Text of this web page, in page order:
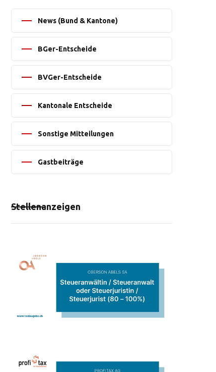
News (Bund & Kantone)
BGer-Entscheide
BVGer-Entscheide
Kantonale Entscheide
Sonstige Mitteilungen
Gastbeiträge
Stellenanzeigen